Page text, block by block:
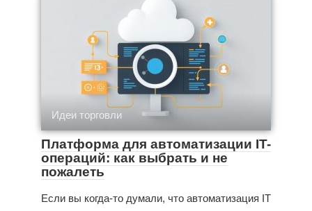
Идеи торговли
Платформа для автоматизации IT-
операций: как выбрать и не
пожалеть
Если вы когда‑то думали, что автоматизация IT